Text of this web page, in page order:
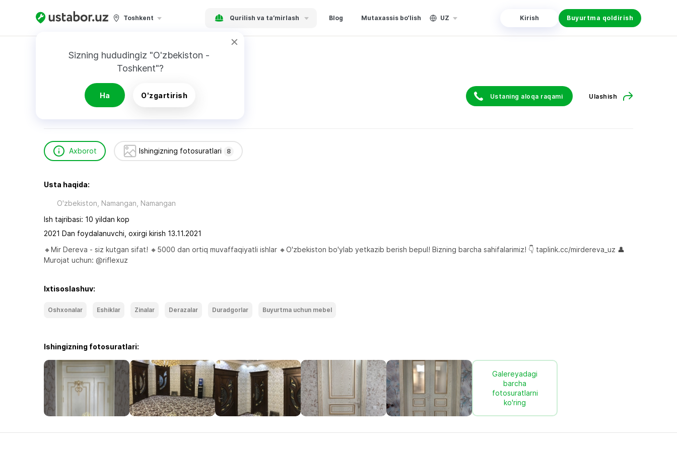
Toshkent Qurilish va ta’mirlash Blog Mutaxassis bo‘lish UZ Kirish Buyurtma qoldirish
Sizning hududingiz "O'zbekiston -
Toshkent"?
Ha O'zgartirish
Bosh sahifa Qurilish va ta’mirlash
Ustaning aloqa raqami Ulashish
Axborot Ishingizning fotosuratlari 8
Usta haqida:
O'zbekiston, Namangan, Namangan
Ish tajribasi: 10 yildan kop
2021 Dan foydalanuvchi, oxirgi kirish 13.11.2021
🔸Mir Dereva - siz kutgan sifat! 🔸5000 dan ortiq muvaffaqiyatli ishlar 🔸O'zbekiston bo'ylab yetkazib berish bepul! Bizning barcha sahifalarimiz! 👇 taplink.cc/mirdereva_uz 👤
Murojat uchun: @riflexuz
Ixtisoslashuv:
Oshxonalar Eshiklar Zinalar Derazalar Duradgorlar Buyurtma uchun mebel
Ishingizning fotosuratlari:
Galereyadagi
barcha
fotosuratlarni
ko'ring